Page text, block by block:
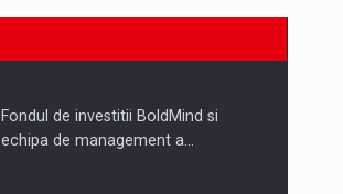
ROOTED IN ROMANIA, BUILT TO
PUTTING ROMANIAN CORPORATE
Fondul de investitii BoldMind si
echipa de management a…